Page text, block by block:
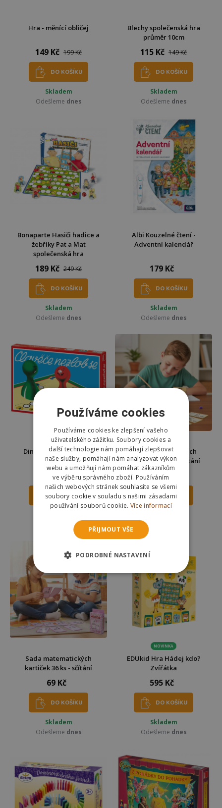
Hra - měnící obličej
149 Kč 199 Kč
DO KOŠÍKU
Skladem
Odešleme dnes
Blechy společenská hra
průměr 10cm
115 Kč 149 Kč
DO KOŠÍKU
Skladem
Odešleme dnes
Bonaparte Hasiči hadice a
žebříky Pat a Mat
společenská hra
189 Kč 249 Kč
DO KOŠÍKU
Skladem
Odešleme dnes
Albi Kouzelné čtení -
Adventní kalendář
179 Kč
DO KOŠÍKU
Skladem
Odešleme dnes
Dino Člověče nezlob se
rodinná hra
133 Kč 152 Kč
DO KOŠÍKU
dnes
Sada matematických
kartiček 36 ks - odčítání
69 Kč
DO KOŠÍKU
Odešleme
Sada matematických
kartiček 36 ks - sčítání
69 Kč
DO KOŠÍKU
Skladem
Odešleme dnes
NOVINKA
EDUkid Hra Hádej kdo?
Zvířátka
595 Kč
DO KOŠÍKU
Skladem
Odešleme dnes
Používáme cookies
Používáme cookies ke zlepšení vašeho
uživatelského zážitku. Soubory cookies a
další technologie nám pomáhají zlepšovat
naše služby, pomáhají nám analyzovat výkon
webu a umožňují nám pomáhat zákazníkům
ve výběru správného zboží. Používáním
našich webových stránek souhlasíte se všemi
soubory cookie v souladu s našimi zásadami
používání souborů cookie. Více informací
PŘIJMOUT VŠE
PODROBNÉ NASTAVENÍ